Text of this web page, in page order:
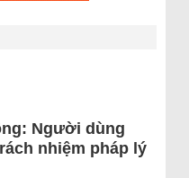
Người dùng
nhiệm pháp lý